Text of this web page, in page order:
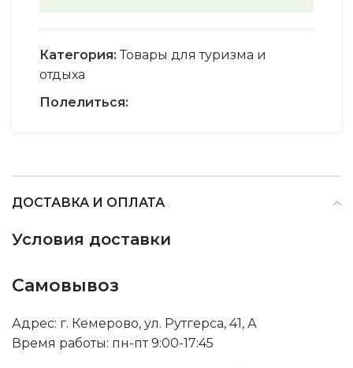
Категория: Товары для туризма и
отдыха
Полелиться:
ДОСТАВКА И ОПЛАТА
Условия доставки
Самовывоз
Адрес: г. Кемерово, ул. Рутгерса, 41, А
Время работы: пн-пт 9:00-17:45